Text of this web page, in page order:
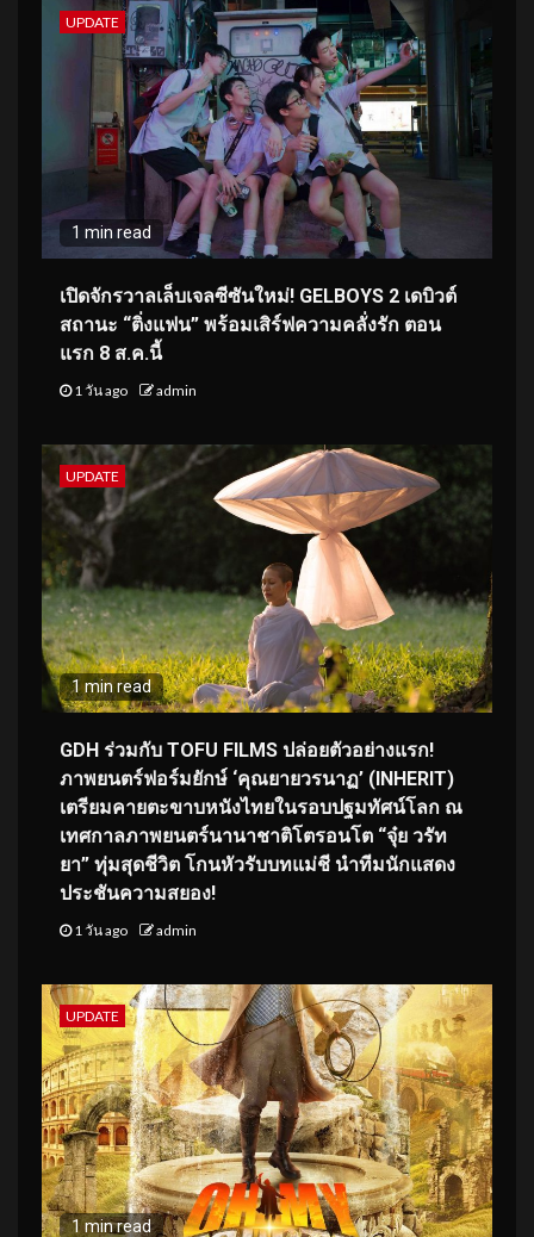
UPDATE
1 min read
เปิดจักรวาลเล็บเจลซีซันใหม่! GELBOYS 2 เดบิวต์
สถานะ “ติ่งแฟน” พร้อมเสิร์ฟความคลั่งรัก ตอน
แรก 8 ส.ค.นี้
1 วัน ago admin
UPDATE
1 min read
GDH ร่วมกับ TOFU FILMS ปล่อยตัวอย่างแรก!
ภาพยนตร์ฟอร์มยักษ์ ‘คุณยายวรนาฏ’ (INHERIT)
เตรียมคายตะขาบหนังไทยในรอบปฐมทัศน์โลก ณ
เทศกาลภาพยนตร์นานาชาติโตรอนโต “จุ๋ย วรัท
ยา” ทุ่มสุดชีวิต โกนหัวรับบทแม่ชี นำทีมนักแสดง
ประชันความสยอง!
1 วัน ago admin
UPDATE
1 min read